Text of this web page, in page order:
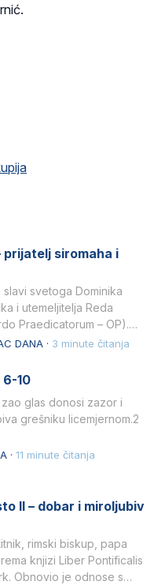
prijatelj siromaha i
svetoga Dominika
i utemeljitelja Reda
Praedicatorum – OP).
ljubavlju prema
DANA · 3 minute čitanja
6-10
glas donosi zazor i
grešniku licemjernom.2
· 11 minute čitanja
II – dobar i miroljubiv
rimski biskup, papa
knjizi Liber Pontificalis
Obnovio je odnose s